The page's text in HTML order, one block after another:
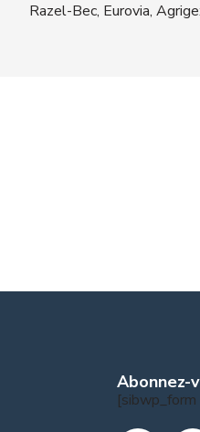
Razel-Bec, Eurovia,
Abonnez-